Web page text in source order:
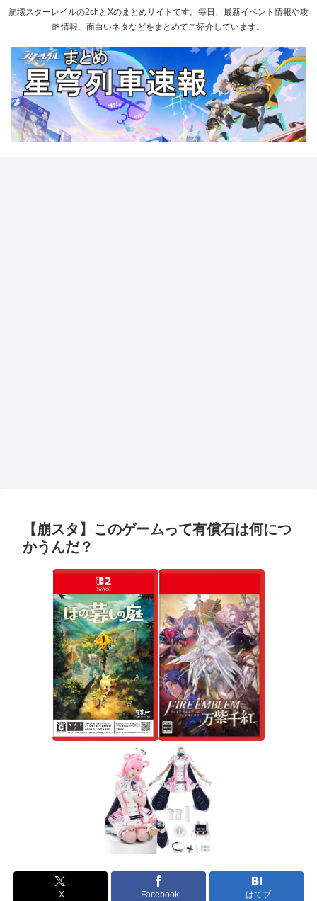
崩壊スターレイルの2chとXのまとめサイトです。毎日、最新イベント情報や攻
略情報、面白いネタなどをまとめてご紹介しています。
【崩スタ】このゲームって有償石は何につ
かうんだ？
X Facebook はてブ